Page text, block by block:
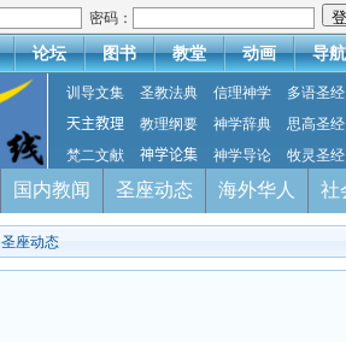
密码：
论坛 图书 教堂 动画 导航
训导文集 圣教法典 信理神学
多语圣经
天主教理
教理纲要 神学辞典
思高圣经
梵二文献
神学论集 神学导论 牧灵圣经
国内教闻 圣座动态 海外华人 社
圣座动态